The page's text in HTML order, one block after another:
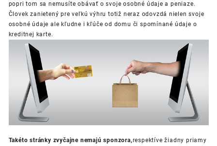
popri tom sa nemusíte obávať o svoje osobné údaje a peniaze.
Človek zanietený pre veľkú výhru totiž neraz odovzdá nielen svoje
osobné údaje ale kľudne i kľúče od domu či spomínané údaje o
kreditnej karte.
Takéto stránky zvyčajne nemajú sponzora,respektíve žiadny priamy